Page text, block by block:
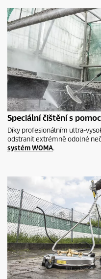
Speciální čištění s
Díky profesionálním ultra-
odstranit extrémně odolné
systém WOMA.